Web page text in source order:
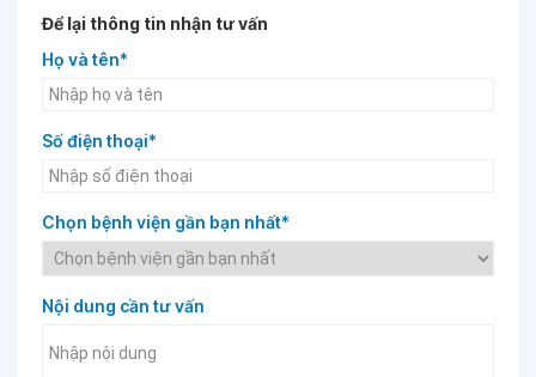
Để lại thông tin nhận tư vấn
Họ và tên*
Số điện thoại*
Chọn bệnh viện gần bạn nhất*
Nội dung cần tư vấn